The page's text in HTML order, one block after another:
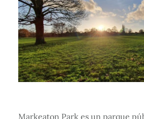
Markeaton Park es un parque